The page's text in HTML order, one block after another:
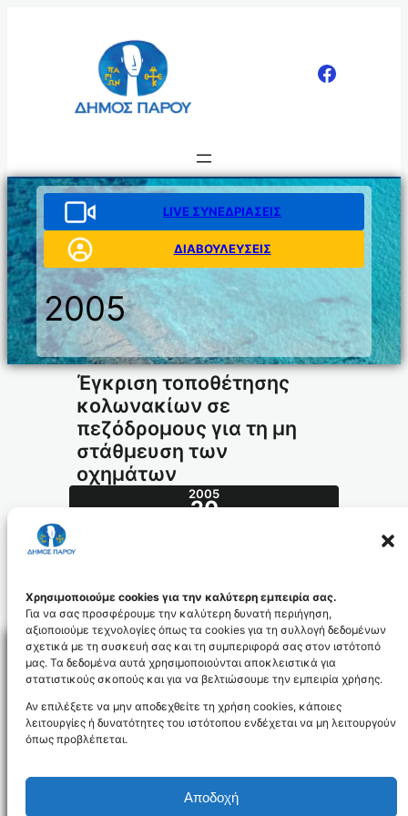
Χρησιμοποιούμε cookies για την καλύτερη εμπειρία σας.
Για να σας προσφέρουμε την καλύτερη δυνατή περιήγηση,
αξιοποιούμε τεχνολογίες όπως τα cookies για τη συλλογή δεδομένων
σχετικά με τη συσκευή σας και τη συμπεριφορά σας στον ιστότοπό
μας. Τα δεδομένα αυτά χρησιμοποιούνται αποκλειστικά για
στατιστικούς σκοπούς και για να βελτιώσουμε την εμπειρία χρήσης.
Αν επιλέξετε να μην αποδεχθείτε τη χρήση cookies, κάποιες
λειτουργίες ή δυνατότητες του ιστότοπου ενδέχεται να μη λειτουργούν
όπως προβλέπεται.
Αποδοχή
LIVE ΣΥΝΕΔΡΙΑΣΕΙΣ
ΔΙΑΒΟΥΛΕΥΣΕΙΣ
2005
Έγκριση τοποθέτησης
κολωνακίων σε
πεζόδρομους για τη μη
στάθμευση των
οχημάτων
2005
20
198.2005_id280
NEWSLETTER